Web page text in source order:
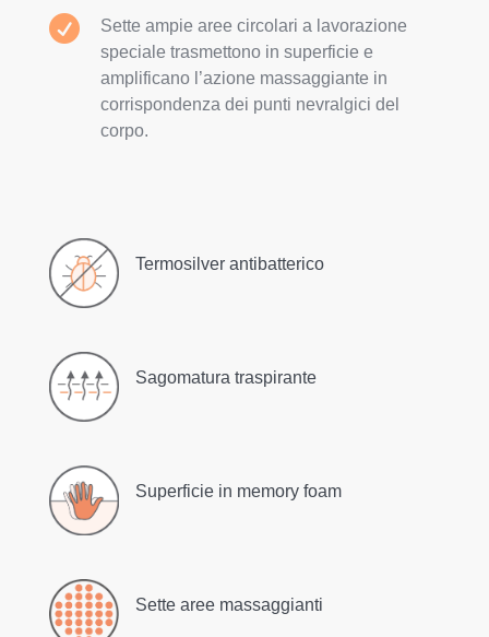

Sette ampie aree circolari a lavorazione
speciale trasmettono in superficie e
amplificano l’azione massaggiante in
corrispondenza dei punti nevralgici del
corpo.
Termosilver antibatterico
Sagomatura traspirante
Superficie in memory foam
Sette aree massaggianti